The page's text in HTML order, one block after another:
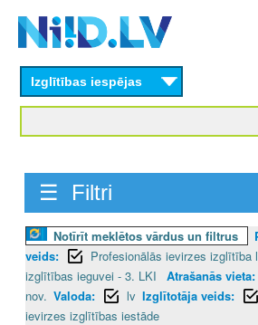
content
Izglītības iespējas
☰ Filtri
Notīrīt meklētos vārdus un filtrus
veids:
Profesionālās ievirzes izglītība
izglītības ieguvei - 3. LKI
Atrašanās vieta:
nov. Valoda: lv Izglītotāja veids:
ievirzes izglītības iestāde